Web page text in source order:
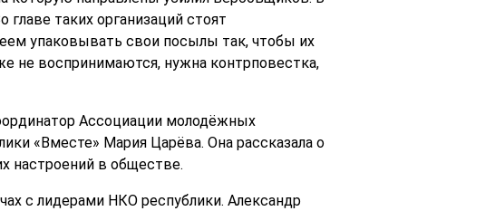
таких организаций стоят
упаковывать свои посылы так, чтобы их
не воспринимаются, нужна контрповестка,
Ассоциации молодёжных
«Вместе» Мария Царёва. Она рассказала о
настроений в обществе.
с лидерами НКО республики. Александр